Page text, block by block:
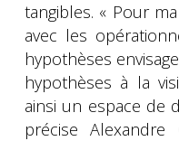
tangibles. « Pour
avec les
hypothèses
hypothèses à la
ainsi un espace de
précise Alexandre